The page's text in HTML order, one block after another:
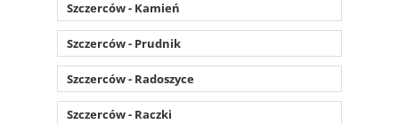
Szczerców - Kamień
Szczerców - Prudnik
Szczerców - Radoszyce
Szczerców - Raczki